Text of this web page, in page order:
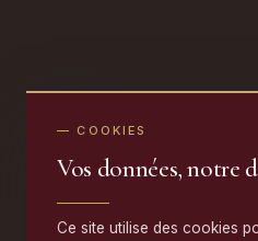
— COOKIES
Vos données, notre
Ce site utilise des cookies